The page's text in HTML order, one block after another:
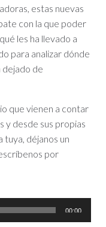
estas nuevas
con la que poder
les ha llevado a
para analizar dónde
dejado de
que vienen a contar
y desde sus propias
tuya, déjanos un
por
00:00